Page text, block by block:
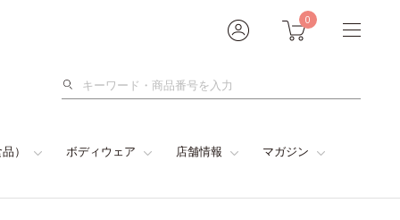
0
検
） ボディウェア 店舗情報 マガジン